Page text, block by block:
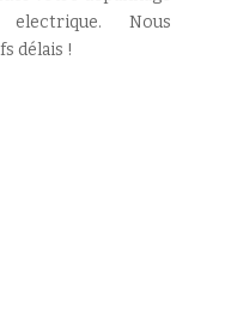
Nous
délais !